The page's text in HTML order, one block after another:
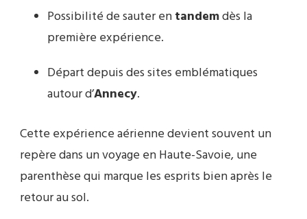
Possibilité de sauter entandemdès la
première expérience.
Départ depuis des sites emblématiques
autour d’Annecy.
Cette expérience aérienne devient souvent un
repère dans un voyage en Haute-Savoie, une
parenthèse qui marque les esprits bien après le
retour au sol.